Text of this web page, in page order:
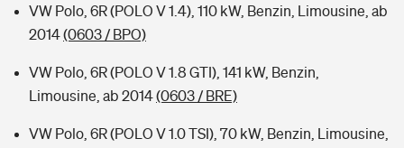
VW Polo, 6R (POLO V 1.4), 110 kW, Benzin, Limousine, ab
2014(0603 / BPO)
VW Polo, 6R (POLO V 1.8 GTI), 141 kW, Benzin,
Limousine, ab 2014(0603 / BRE)
VW Polo, 6R (POLO V 1.0 TSI), 70 kW, Benzin, Limousine,